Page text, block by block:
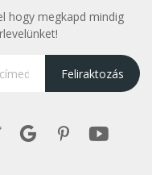
hogy megkapd mindig
Feliraktozás